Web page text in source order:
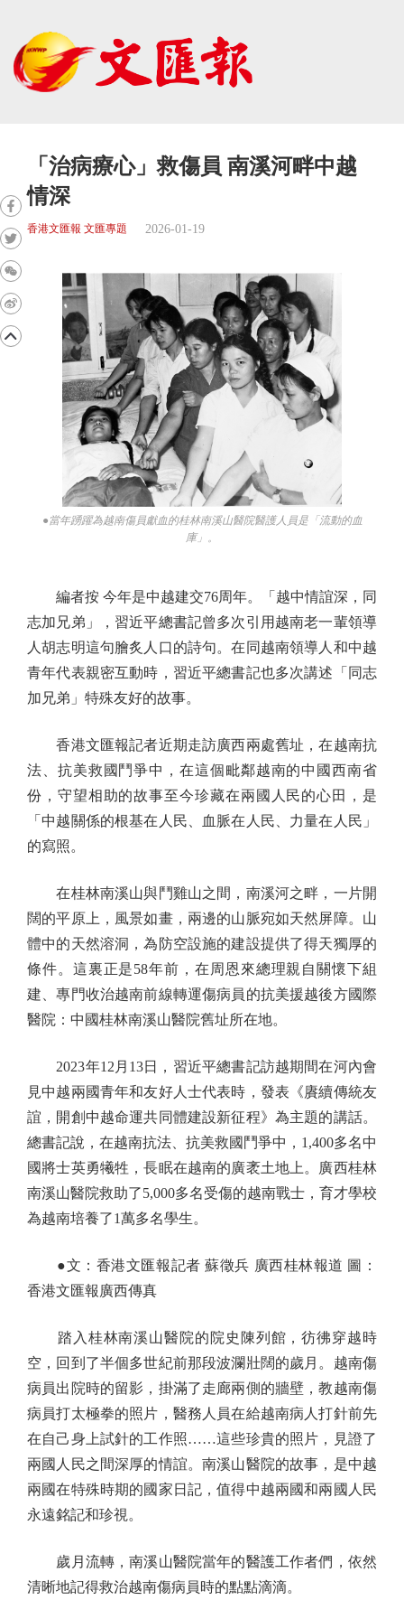
「治病療心」救傷員 南溪河畔中越
情深
香港文匯報 文匯專題 2026-01-19
●當年踴躍為越南傷員獻血的桂林南溪山醫院醫護人員是「流動的血
庫」。
編者按 今年是中越建交76周年。「越中情誼深，同
志加兄弟」，習近平總書記曾多次引用越南老一輩領導
人胡志明這句膾炙人口的詩句。在同越南領導人和中越
青年代表親密互動時，習近平總書記也多次講述「同志
加兄弟」特殊友好的故事。
香港文匯報記者近期走訪廣西兩處舊址，在越南抗
法、抗美救國鬥爭中，在這個毗鄰越南的中國西南省
份，守望相助的故事至今珍藏在兩國人民的心田，是
「中越關係的根基在人民、血脈在人民、力量在人民」
的寫照。
在桂林南溪山與鬥雞山之間，南溪河之畔，一片開
闊的平原上，風景如畫，兩邊的山脈宛如天然屏障。山
體中的天然溶洞，為防空設施的建設提供了得天獨厚的
條件。這裏正是58年前，在周恩來總理親自關懷下組
建、專門收治越南前線轉運傷病員的抗美援越後方國際
醫院：中國桂林南溪山醫院舊址所在地。
2023年12月13日，習近平總書記訪越期間在河內會
見中越兩國青年和友好人士代表時，發表《賡續傳統友
誼，開創中越命運共同體建設新征程》為主題的講話。
總書記說，在越南抗法、抗美救國鬥爭中，1,400多名中
國將士英勇犧牲，長眠在越南的廣袤土地上。廣西桂林
南溪山醫院救助了5,000多名受傷的越南戰士，育才學校
為越南培養了1萬多名學生。
●文：香港文匯報記者 蘇徵兵 廣西桂林報道 圖：
香港文匯報廣西傳真
踏入桂林南溪山醫院的院史陳列館，彷彿穿越時
空，回到了半個多世紀前那段波瀾壯闊的歲月。越南傷
病員出院時的留影，掛滿了走廊兩側的牆壁，教越南傷
病員打太極拳的照片，醫務人員在給越南病人打針前先
在自己身上試針的工作照……這些珍貴的照片，見證了
兩國人民之間深厚的情誼。南溪山醫院的故事，是中越
兩國在特殊時期的國家日記，值得中越兩國和兩國人民
永遠銘記和珍視。
歲月流轉，南溪山醫院當年的醫護工作者們，依然
清晰地記得救治越南傷病員時的點點滴滴。